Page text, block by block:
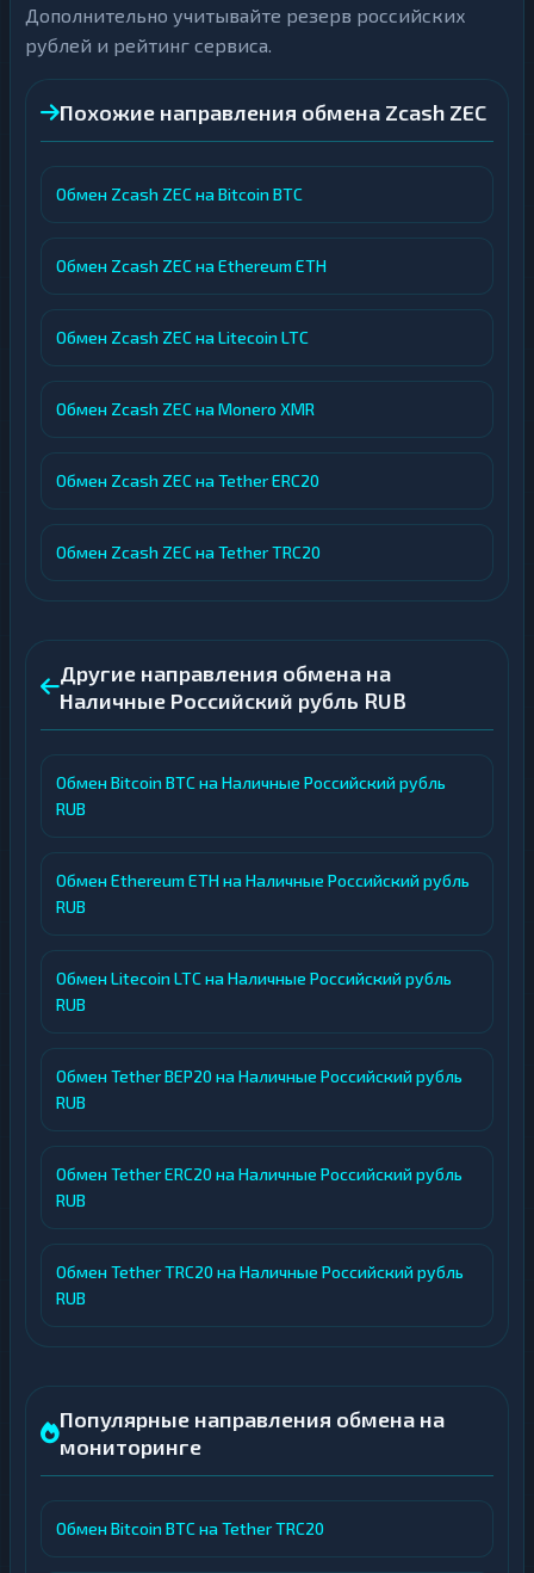
Дополнительно учитывайте резерв российских
рублей и рейтинг сервиса.
Похожие направления обмена Zcash ZEC
Обмен Zcash ZEC на Bitcoin BTC
Обмен Zcash ZEC на Ethereum ETH
Обмен Zcash ZEC на Litecoin LTC
Обмен Zcash ZEC на Monero XMR
Обмен Zcash ZEC на Tether ERC20
Обмен Zcash ZEC на Tether TRC20
Другие направления обмена на
Наличные Российский рубль RUB
Обмен Bitcoin BTC на Наличные Российский рубль
RUB
Обмен Ethereum ETH на Наличные Российский рубль
RUB
Обмен Litecoin LTC на Наличные Российский рубль
RUB
Обмен Tether BEP20 на Наличные Российский рубль
RUB
Обмен Tether ERC20 на Наличные Российский рубль
RUB
Обмен Tether TRC20 на Наличные Российский рубль
RUB
Популярные направления обмена на
мониторинге
Обмен Bitcoin BTC на Tether TRC20